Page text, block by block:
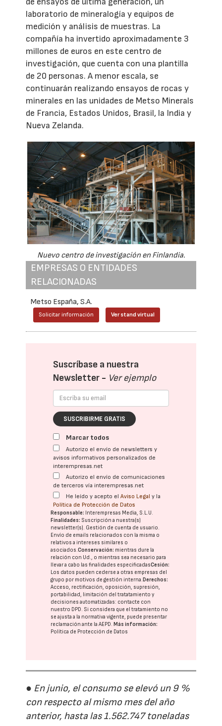
laboratorio de mineralogía y equipos de
medición y análisis de muestras. La
compañía ha invertido aproximadamente 3
millones de euros en este centro de
investigación, que cuenta con una plantilla
de 20 personas. A menor escala, se
continuarán realizando ensayos de rocas y
minerales en las unidades de Metso Minerals
de Francia, Estados Unidos, Brasil, la India y
Nueva Zelanda.
Nuevo centro de investigación en Finlandia.
EMPRESAS O ENTIDADES
RELACIONADAS
Metso España, S.A.
Solicitar información Ver stand virtual
Suscríbase a nuestra
Newsletter - Ver ejemplo
SUSCRIBIRME GRATIS
Marcar todos
Autorizo el envío de newsletters y
avisos informativos personalizados de
interempresas.net
Autorizo el envío de comunicaciones
de terceros vía interempresas.net
He leído y acepto elAviso Legal y la
Política de Protección de Datos
Responsable: Interempresas Media, S.L.U.
Finalidades: Suscripción a nuestra(s)
newsletter(s). Gestión de cuenta de usuario.
Envío de emails relacionados con la misma o
relativos a intereses similares o
asociados.Conservación: mientras dure la
relación con Ud., o mientras sea necesario para
llevar a cabo las finalidades especificadasCesión:
Los datos pueden cederse a otras empresas del
grupo por motivos de gestión interna.Derechos:
Acceso, rectificación, oposición, supresión,
portabilidad, limitación del tratatamiento y
decisiones automatizadas: contacte con
nuestro DPD. Si considera que el tratamiento no
se ajusta a la normativa vigente, puede presentar
reclamación ante laAEPD.Más información:
Política de Protección de Datos
● En junio, el consumo se elevó un 9 %
con respecto al mismo mes del año
anterior, hasta las 1.562.747 toneladas